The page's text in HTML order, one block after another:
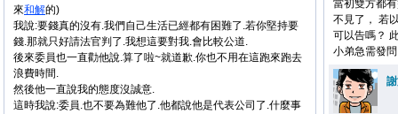
來和解的)
我說:要錢真的沒有.我們自己生活已經都有困難了.若你堅持要
錢.那就只好請法官判了.我想這要對我.會比較公道.
後來委員也一直勸他說.算了啦~就道歉.你也不用在這跑來跑去
浪費時間.
然後他一直說我的態度沒誠意.
這時我說:委員.也不要為難他了.他都說他是代表公司了.什麼事
當初雙方都
不見了， 若
可以告嗎？
小弟急需發